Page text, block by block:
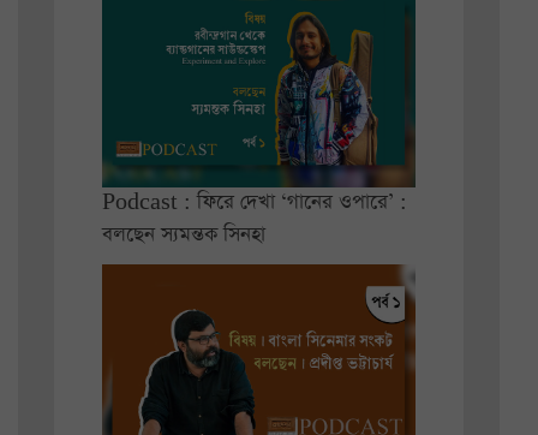
Podcast : ফিরে দেখা ‘গানের ওপারে’ :
বলছেন স্যমন্তক সিনহা